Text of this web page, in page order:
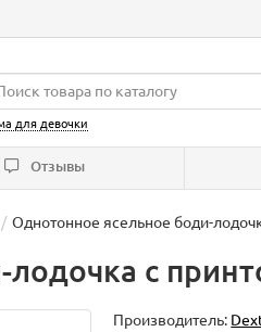
для девочки
Отзывы
Однотонное ясельное боди-
с
Производитель: